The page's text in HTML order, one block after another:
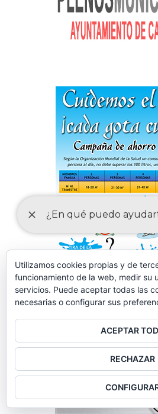
Utilizamos cookies propias y de
funcionamiento de la web, medir su
servicios. Puede aceptar todas las
necesarias o configurar sus
ACEPTAR
RECHAZAR